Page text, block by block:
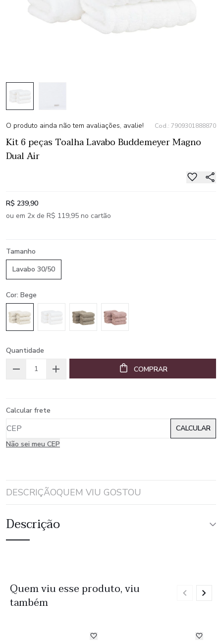
O produto ainda não tem avaliações, avalie! Cod.: 7909301888870
Kit 6 peças Toalha Lavabo Buddemeyer Magno
Dual Air
R$ 239,90
ou em 2x de R$ 119,95 no cartão
Tamanho
Lavabo 30/50
Cor: Bege
Quantidade
COMPRAR
Calcular frete
Não sei meu CEP
DESCRIÇÃOQUEM VIU GOSTOU
Descrição
Quem viu esse produto, viu
também